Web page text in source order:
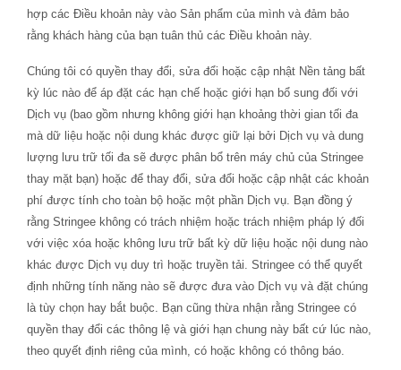
hợp các Điều khoản này vào Sản phẩm của mình và đảm bảo
rằng khách hàng của bạn tuân thủ các Điều khoản này.
Chúng tôi có quyền thay đổi, sửa đổi hoặc cập nhật Nền tảng bất
kỳ lúc nào để áp đặt các hạn chế hoặc giới hạn bổ sung đối với
Dịch vụ (bao gồm nhưng không giới hạn khoảng thời gian tối đa
mà dữ liệu hoặc nội dung khác được giữ lại bởi Dịch vụ và dung
lượng lưu trữ tối đa sẽ được phân bổ trên máy chủ của Stringee
thay mặt bạn) hoặc để thay đổi, sửa đổi hoặc cập nhật các khoản
phí được tính cho toàn bộ hoặc một phần Dịch vụ. Bạn đồng ý
rằng Stringee không có trách nhiệm hoặc trách nhiệm pháp lý đối
với việc xóa hoặc không lưu trữ bất kỳ dữ liệu hoặc nội dung nào
khác được Dịch vụ duy trì hoặc truyền tải. Stringee có thể quyết
định những tính năng nào sẽ được đưa vào Dịch vụ và đặt chúng
là tùy chọn hay bắt buộc. Bạn cũng thừa nhận rằng Stringee có
quyền thay đổi các thông lệ và giới hạn chung này bất cứ lúc nào,
theo quyết định riêng của mình, có hoặc không có thông báo.